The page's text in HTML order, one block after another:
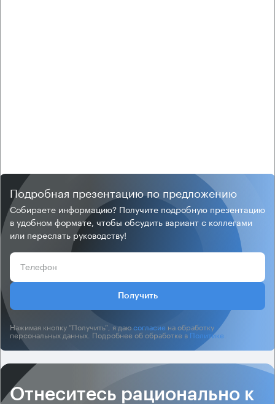
Подробная презентацию по предложению
Собираете информацию? Получите подробную презентацию
в удобном формате, чтобы обсудить вариант с коллегами
или переслать руководству!
Получить
Нажимая кнопку “Получить”, я даюсогласие на обработку
персональных данных. Подробнее об обработке вПолитике
Отнеситесь рационально к